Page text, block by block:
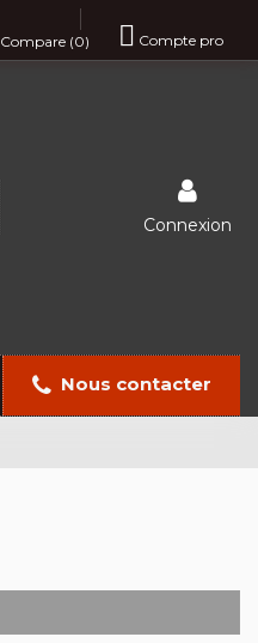
 Compte pro
Compare (0)
Connexion
Nous contacter